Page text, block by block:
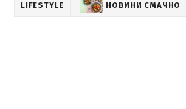
LIFESTYLE НОВИНИ СМАЧНО